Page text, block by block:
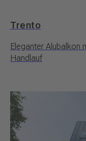
Trento
Eleganter Alubalkon
Handlauf